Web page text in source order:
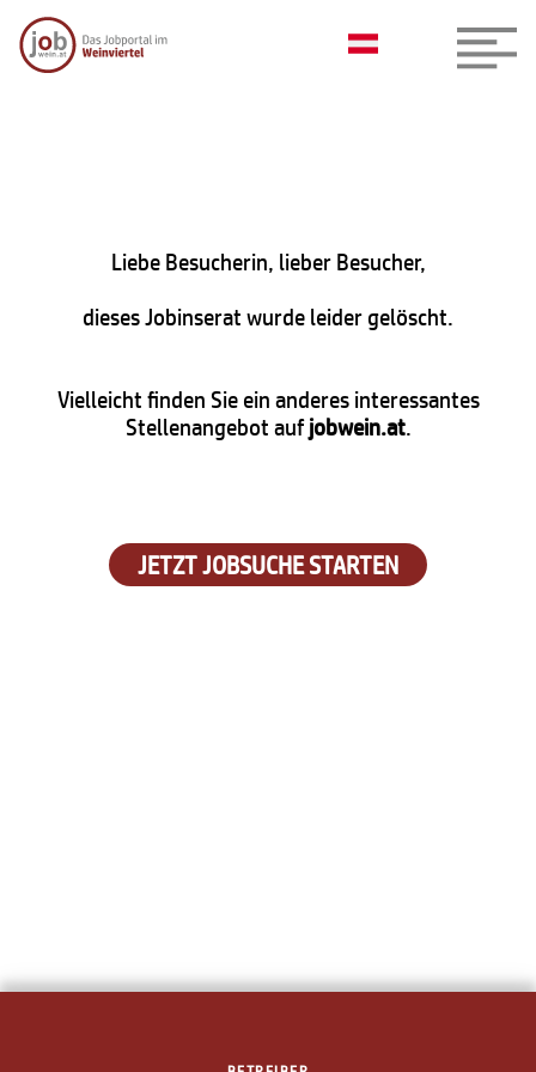
Liebe Besucherin, lieber Besucher,
dieses Jobinserat wurde leider gelöscht.
Vielleicht finden Sie ein anderes interessantes
Stellenangebot aufjobwein.at.
JETZT JOBSUCHE STARTEN